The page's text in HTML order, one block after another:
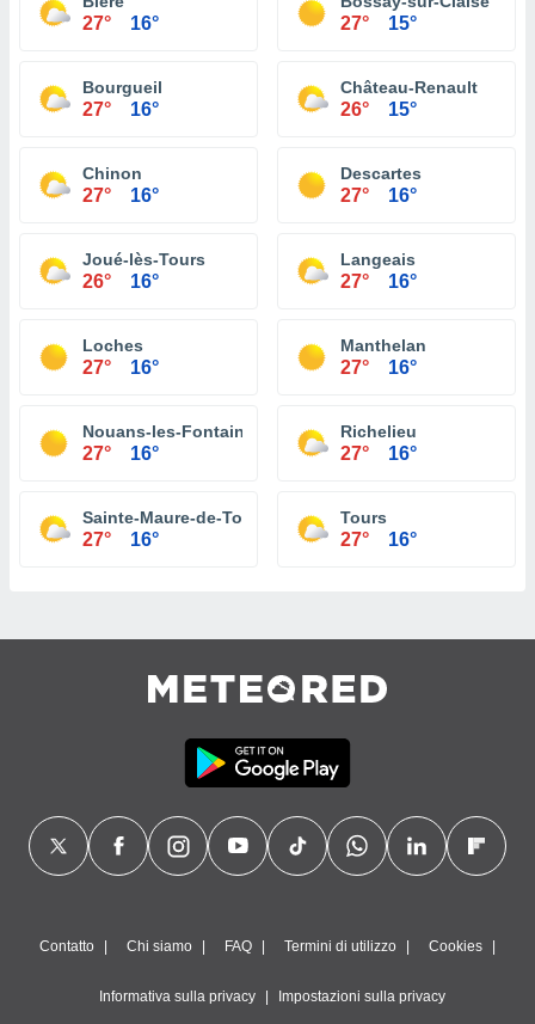
27° 16° 27° 15°
Bourgueil
27° 16°
Château-Renault
26° 15°
Chinon
27° 16°
Descartes
27° 16°
Joué-lès-Tours
26° 16°
Langeais
27° 16°
Loches
27° 16°
Manthelan
27° 16°
Nouans-les-Fontaines
27° 16°
Richelieu
27° 16°
Sainte-Maure-de-Touraine
27° 16°
Tours
27° 16°
Contatto Chi siamo FAQ Termini di utilizzo Cookies
Informativa sulla privacy Impostazioni sulla privacy